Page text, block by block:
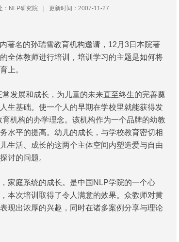
：NLP研究院 更新时间：2007-11-27
名的孙瑞雪教育机构邀请，12月3日本院著
全体教师进行培训，培训学习的主题是如何将
上。
发展和成长，为儿童的未来直至终生的完善奠
生基础。使一个人的早期在学校里就能获得发
机构的办学理念。该机构作为一个品牌的幼教
水平的提高。幼儿的成长，与学校教育密切相
生活、成长的这两个主体空间内塑造爱与自由
讨的问题。
庭系统的成长。是中国NLP学院的一个心
本次培训取得了令人满意的效果。众教师对黄
现出浓厚的兴趣，同时在诸多案例分享与理论